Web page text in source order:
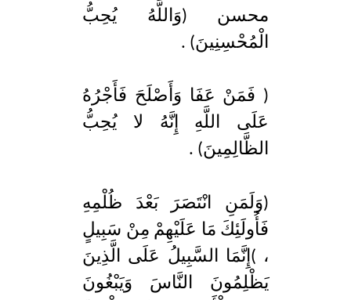
محسن (وَاللَّهُ يُحِبُّ
الْمُحْسِنِينَ) .
( فَمَنْ عَفَا وَأَصْلَحَ فَأَجْرُهُ
عَلَى اللَّهِ إِنَّهُ لا يُحِبُّ
الظَّالِمِينَ) .
(وَلَمَنِ انْتَصَرَ بَعْدَ ظُلْمِهِ
فَأُولَئِكَ مَا عَلَيْهِمْ مِنْ سَبِيلٍ
، )إِنَّمَا السَّبِيلُ عَلَى الَّذِينَ
يَظْلِمُونَ النَّاسَ وَيَبْغُونَ